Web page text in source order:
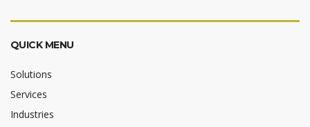
QUICK MENU
Solutions
Services
Industries